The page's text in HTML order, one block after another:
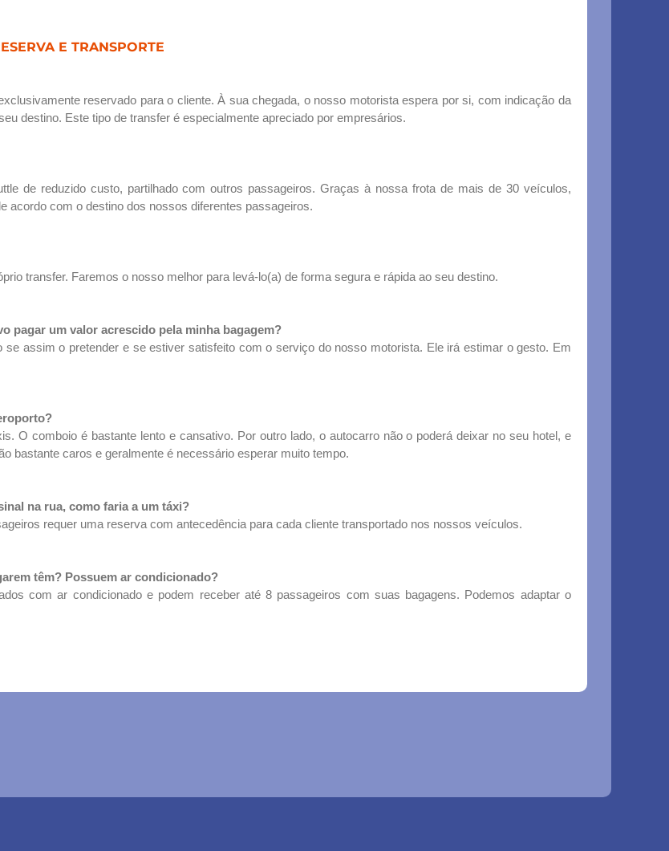
E TRANSPORTE
reservado para o cliente. À sua chegada, o nosso motorista espera por si, com indicação da
destino. Este tipo de transfer é especialmente apreciado por empresários.
de reduzido custo, partilhado com outros passageiros. Graças à nossa frota de mais de 30 veículos,
acordo com o destino dos nossos diferentes passageiros.
transfer. Faremos o nosso melhor para levá-lo(a) de forma segura e rápida ao seu destino.
pagar um valor acrescido pela minha bagagem?
se assim o pretender e se estiver satisfeito com o serviço do nosso motorista. Ele irá estimar o gesto. Em
O comboio é bastante lento e cansativo. Por outro lado, o autocarro não o poderá deixar no seu hotel, e
bastante caros e geralmente é necessário esperar muito tempo.
na rua, como faria a um táxi?
requer uma reserva com antecedência para cada cliente transportado nos nossos veículos.
têm? Possuem ar condicionado?
com ar condicionado e podem receber até 8 passageiros com suas bagagens. Podemos adaptar o